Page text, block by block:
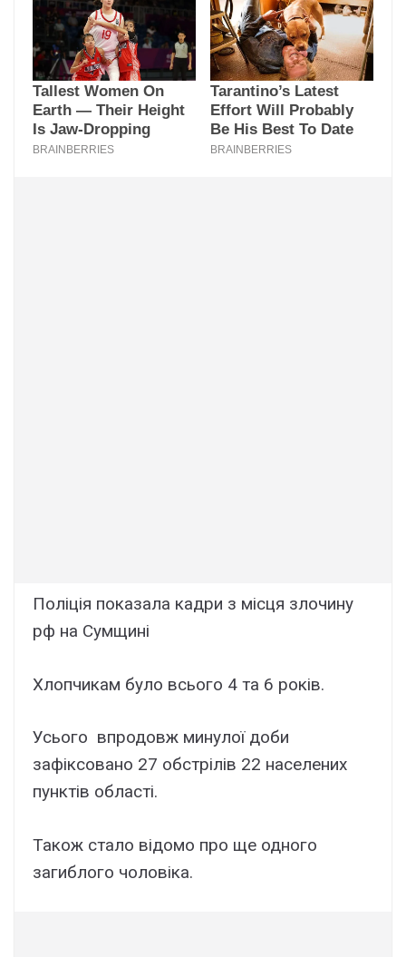
Поліція показала кадри з місця злочину
рф на Сумщині
Хлопчикам було всього 4 та 6 років.
Усього впродовж минулої доби
зафіксовано 27 обстрілів 22 населених
пунктів області.
Також стало відомо про ще одного
загиблого чоловіка.